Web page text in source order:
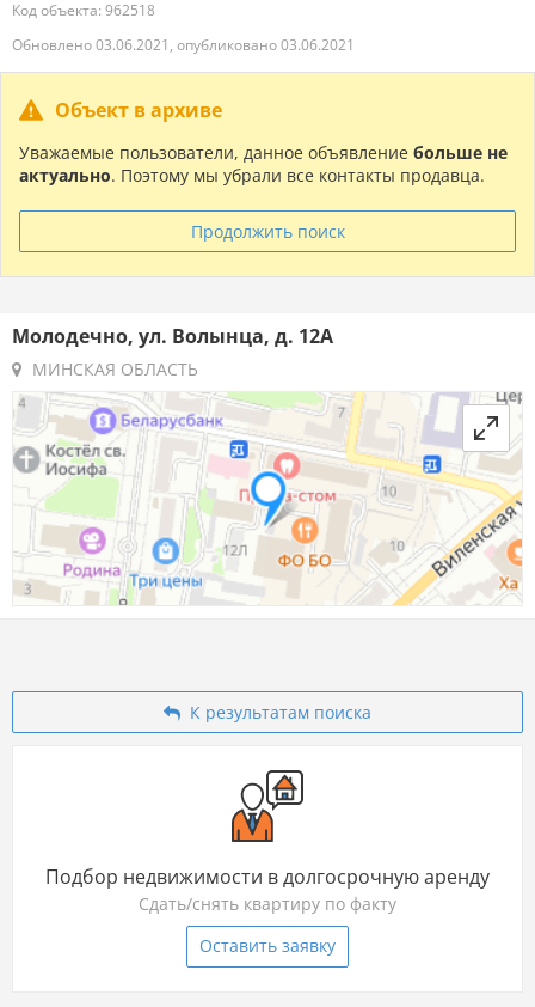
Код объекта: 962518
Обновлено 03.06.2021, опубликовано 03.06.2021
Объект в архиве
Уважаемые пользователи, данное объявление больше не
актуально. Поэтому мы убрали все контакты продавца.
Продолжить поиск
Молодечно, ул. Волынца, д. 12А
МИНСКАЯ ОБЛАСТЬ
К результатам поиска
Подбор недвижимости в долгосрочную аренду
Сдать/снять квартиру по факту
Оставить заявку